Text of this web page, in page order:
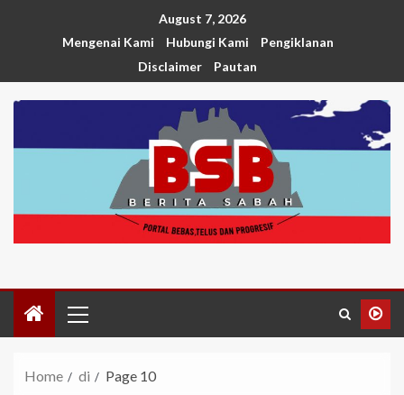
August 7, 2026
Mengenai Kami
Hubungi Kami
Pengiklanan
Disclaimer
Pautan
Home di Page 10